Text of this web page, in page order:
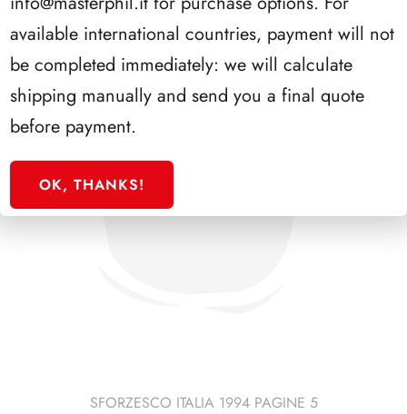
SFORZESCO ITALIA 1994 PAGINE 5
available international countries, payment will not
be completed immediately: we will calculate
shipping manually and send you a final quote
before payment.
OK, THANKS!